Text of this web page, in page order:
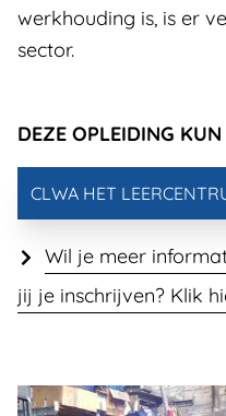
werkhouding is, is er
sector.
DEZE OPLEIDING
CLWA HET
Wil je meer
jij je inschrijven? Klik
IN BEELD